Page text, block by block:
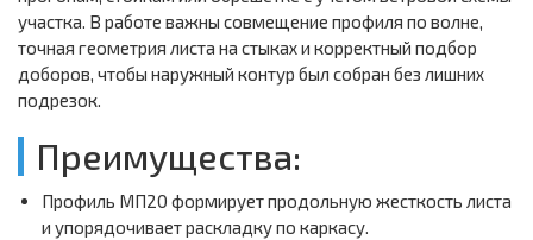
участка. В работе важны совмещение профиля по волне,
точная геометрия листа на стыках и корректный подбор
доборов, чтобы наружный контур был собран без лишних
подрезок.
Преимущества:
Профиль МП20 формирует продольную жесткость листа
и упорядочивает раскладку по каркасу.